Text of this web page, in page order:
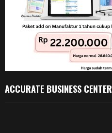
ACCURATE BUSINESS CENTER